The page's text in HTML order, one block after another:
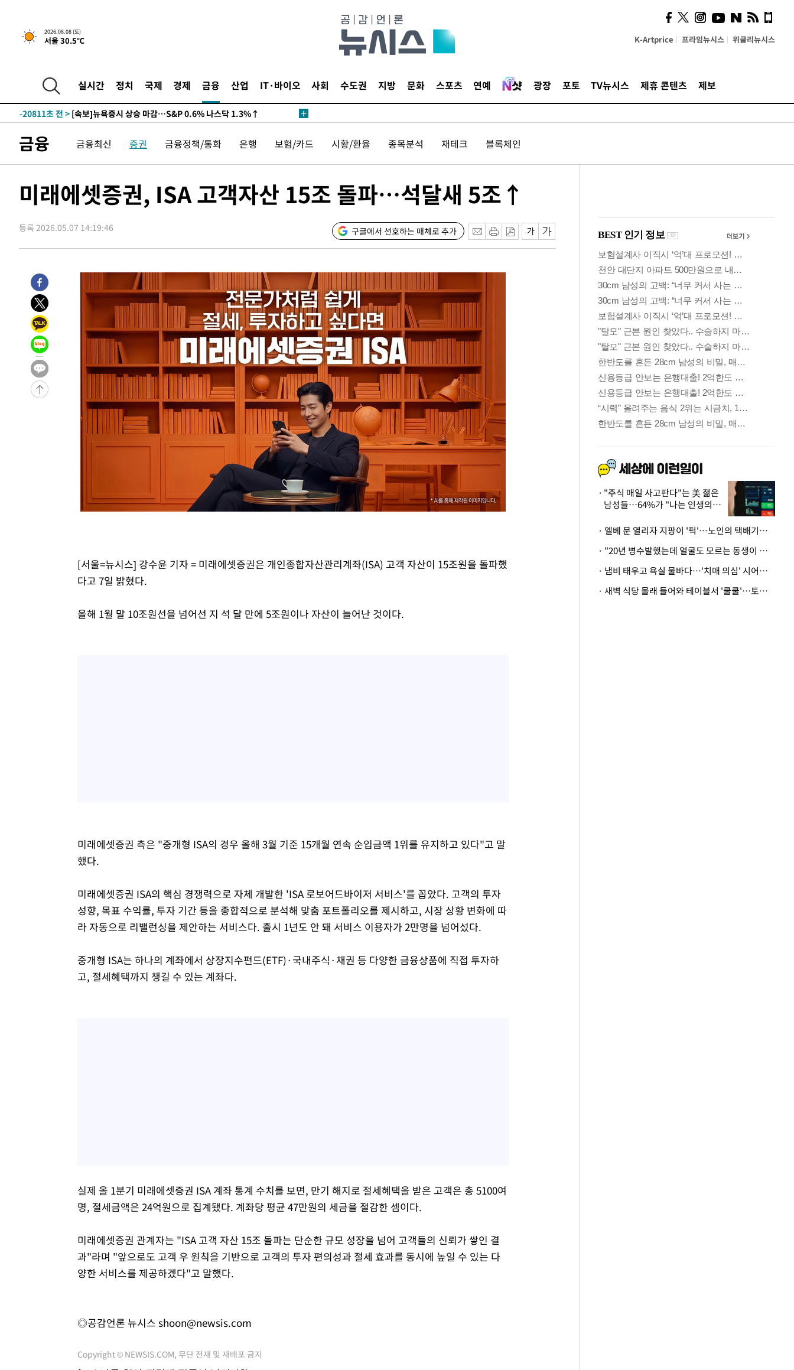
2026.08.08 (토)
서울 30.5℃ K-Artprice 프라임뉴시스 위클리뉴시스
실시간 정치 국제 경제 금융 산업 IT·바이오 사회 수도권 지방 문화 스포츠 연예 광장 포토 TV뉴시스 제휴 콘텐츠 제보
-20811초 전 >
[속보]뉴욕증시 상승 마감…S&P 0.6% 나스닥 1.3%↑
-27685초 전 >
-20811초 전 > [속보]뉴욕증시 상승 마감…S&P 0.6% 나스닥 1.3%↑
-20811초 전 >
[속보]뉴욕증시 상승 마감…S&P 0.6% 나스닥 1.3%↑
금융 금융최신 증권 금융정책/통화 은행 보험/카드 시황/환율 종목분석 재테크 블록체인
미래에셋증권, ISA 고객자산 15조 돌파…석달새 5조↑
등록 2026.05.07 14:19:46 구글에서 선호하는 매체로 추가
[서울=뉴시스] 강수윤 기자 = 미래에셋증권은 개인종합자산관리계좌(ISA) 고객 자산이 15조원을 돌파했
다고 7일 밝혔다.
올해 1월 말 10조원선을 넘어선 지 석 달 만에 5조원이나 자산이 늘어난 것이다.
미래에셋증권 측은 "중개형 ISA의 경우 올해 3월 기준 15개월 연속 순입금액 1위를 유지하고 있다"고 말
했다.
미래에셋증권 ISA의 핵심 경쟁력으로 자체 개발한 'ISA 로보어드바이저 서비스'를 꼽았다. 고객의 투자
성향, 목표 수익률, 투자 기간 등을 종합적으로 분석해 맞춤 포트폴리오를 제시하고, 시장 상황 변화에 따
라 자동으로 리밸런싱을 제안하는 서비스다. 출시 1년도 안 돼 서비스 이용자가 2만명을 넘어섰다.
중개형 ISA는 하나의 계좌에서 상장지수펀드(ETF)·국내주식·채권 등 다양한 금융상품에 직접 투자하
고, 절세혜택까지 챙길 수 있는 계좌다.
실제 올 1분기 미래에셋증권 ISA 계좌 통계 수치를 보면, 만기 해지로 절세혜택을 받은 고객은 총 5100여
명, 절세금액은 24억원으로 집계됐다. 계좌당 평균 47만원의 세금을 절감한 셈이다.
미래에셋증권 관계자는 "ISA 고객 자산 15조 돌파는 단순한 규모 성장을 넘어 고객들의 신뢰가 쌓인 결
과"라며 "앞으로도 고객 우 원칙을 기반으로 고객의 투자 편의성과 절세 효과를 동시에 높일 수 있는 다
양한 서비스를 제공하겠다"고 말했다.
◎공감언론 뉴시스 shoon@newsis.com
Copyright © NEWSIS.COM, 무단 전재 및 재배포 금지
시, 스마트폰 액세서리에
NFC 더했다
"주식 매일 사고판다"는 美 젊은
남성들…64%가 "나는 인생의
· 엘베 문 열리자 지팡이 '퍽'…노인의 택배기사 폭행 이유
· "20년 병수발했는데 얼굴도 모르는 동생이 유산 절반을"…배다른 형제 상속권 있을까
· 냄비 태우고 욕실 물바다…'치매 의심' 시어머니 검사 권유했다가 '날벼락'
· 새벽 식당 몰래 들어와 테이블서 '쿨쿨'…토사물 남기고 사라진 남성